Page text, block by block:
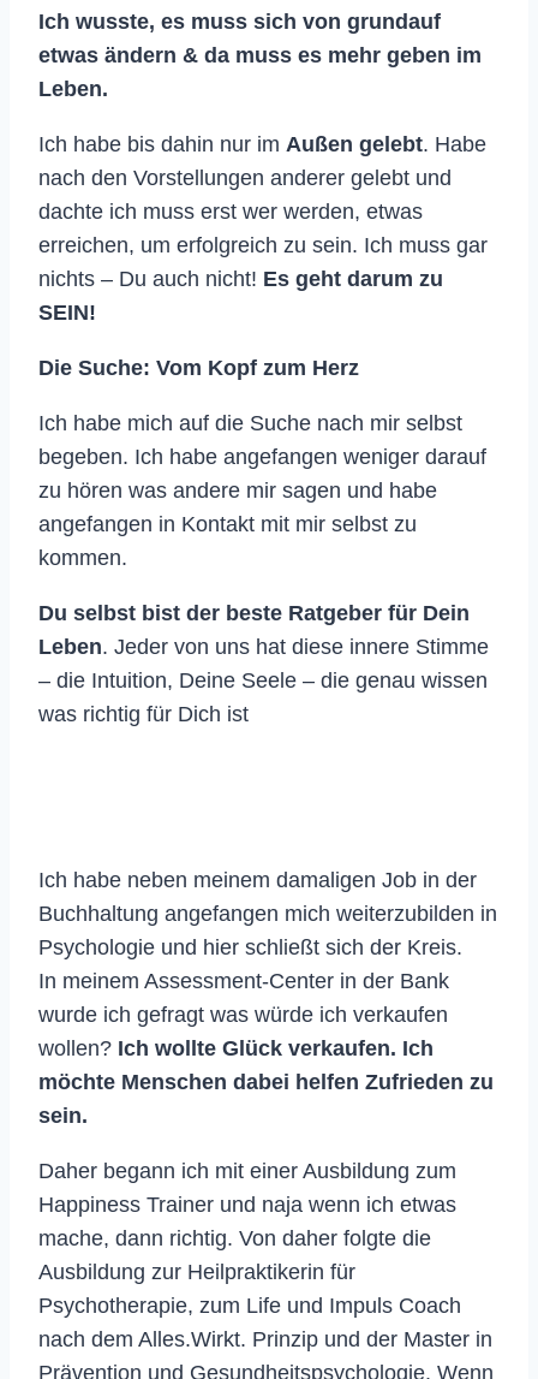
Ich wusste, es muss sich von grundauf
etwas ändern & da muss es mehr geben im
Leben.
Ich habe bis dahin nur im Außen gelebt. Habe
nach den Vorstellungen anderer gelebt und
dachte ich muss erst wer werden, etwas
erreichen, um erfolgreich zu sein. Ich muss gar
nichts – Du auch nicht! Es geht darum zu
SEIN!
Die Suche: Vom Kopf zum Herz
Ich habe mich auf die Suche nach mir selbst
begeben. Ich habe angefangen weniger darauf
zu hören was andere mir sagen und habe
angefangen in Kontakt mit mir selbst zu
kommen.
Du selbst bist der beste Ratgeber für Dein
Leben. Jeder von uns hat diese innere Stimme
– die Intuition, Deine Seele – die genau wissen
was richtig für Dich ist
Ich habe neben meinem damaligen Job in der
Buchhaltung angefangen mich weiterzubilden in
Psychologie und hier schließt sich der Kreis.
In meinem Assessment-Center in der Bank
wurde ich gefragt was würde ich verkaufen
wollen? Ich wollte Glück verkaufen. Ich
möchte Menschen dabei helfen Zufrieden zu
sein.
Daher begann ich mit einer Ausbildung zum
Happiness Trainer und naja wenn ich etwas
mache, dann richtig. Von daher folgte die
Ausbildung zur Heilpraktikerin für
Psychotherapie, zum Life und Impuls Coach
nach dem Alles.Wirkt. Prinzip und der Master in
Prävention und Gesundheitspsychologie. Wenn